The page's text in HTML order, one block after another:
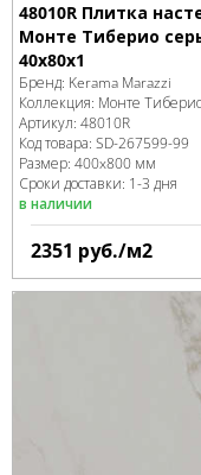
48010R Плитка
Монте Тиберио
40x80x1
Бренд: Kerama Marazzi
Коллекция: Монте
Артикул: 48010R
Код товара: SD-267599-99
Размер: 400x800 мм
Сроки доставки: 1-3 дня
в наличии
2351 руб./м2